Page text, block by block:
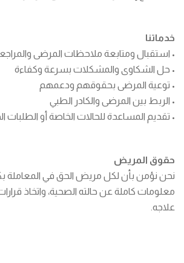
خدماتنا
• استقبال ومتابعة ملاحظات المرضى
• حل الشكاوى والمشكلات بسرعة وكفاءة
• توعية المرضى بحقوقهم ودعمهم
• الربط بين المرضى والكادر الطبي
• تقديم المساعدة للحالات الخاصة أو الطلبات
حقوق المريض
نحن نؤمن بأن لكل مريض الحق في المعاملة
معلومات كاملة عن حالته الصحية، واتخاذ
علاجه.